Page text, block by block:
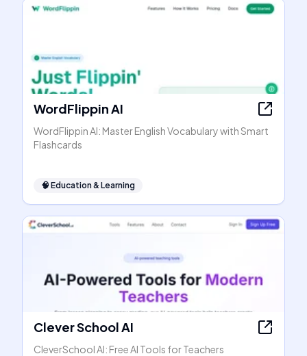
WordFlippin AI
WordFlippin AI: Master English Vocabulary with Smart
Flashcards
🧠 Education & Learning
Clever School AI
CleverSchool AI: Free AI Tools for Teachers